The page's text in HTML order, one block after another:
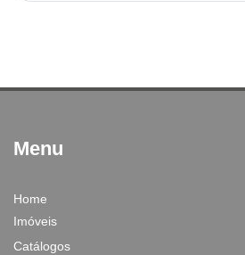
Menu
Home
Imóveis
Catálogos